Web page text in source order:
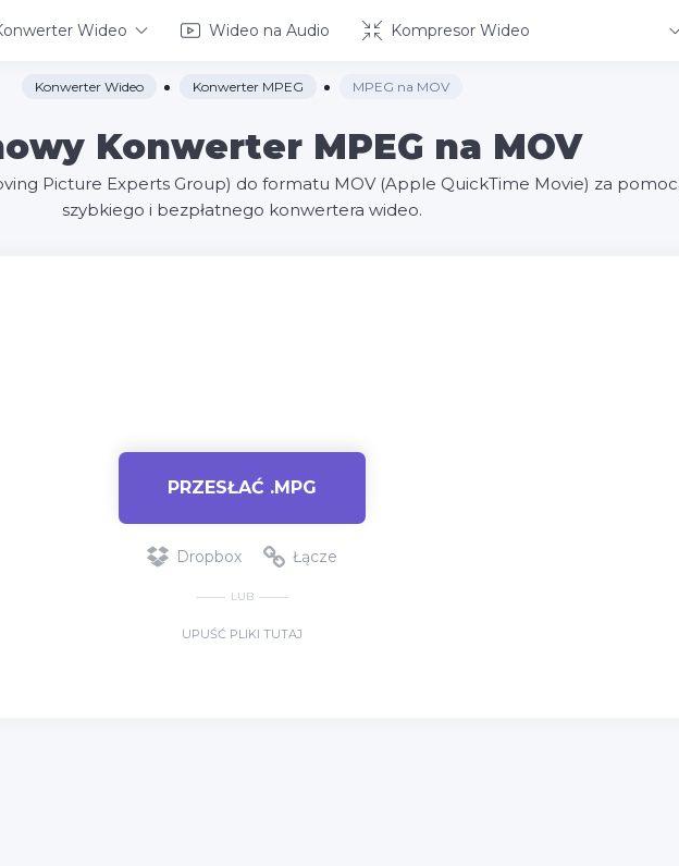
Wideo Wideo na Audio Kompresor Wideo
Konwerter Wideo Konwerter MPEG MPEG na MOV
Konwerter MPEG na MOV
Picture Experts Group) do formatu MOV (Apple QuickTime Movie) za
szybkiego i bezpłatnego konwertera wideo.
PRZESŁAĆ .MPG
Dropbox Łącze
LUB
UPUŚĆ PLIKI TUTAJ